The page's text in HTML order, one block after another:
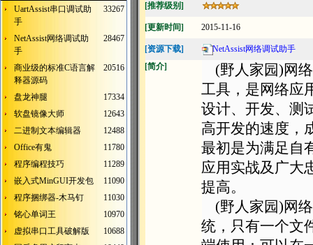
UartAssist串口调试助
手
33267
NetAssist网络调试助
手
28467
商业级的标准C语言解
释器源码
20516
盘龙神腿
17334
软盘镜像大师
12643
二进制文本编辑器
12488
Office有鬼
11780
程序编程技巧
11289
嵌入式MinGUI开发包
11090
程序捆绑器-木马钉
11030
铭心单词王
10970
虚拟串口工具破解版
10688
[推荐级别]
[更新时间] 2015-11-16
[资源下载]
NetAssist网络调试助手
[简介]
(野人家园)网
工具，是网络应
设计、开发、测
高开发的速度，
最初是为满足自
应用实战及广大
提高。
(野人家园)网络
统，只有一个文